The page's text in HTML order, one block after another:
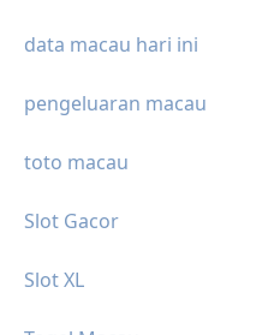
data macau hari ini
pengeluaran macau
toto macau
Slot Gacor
Slot XL